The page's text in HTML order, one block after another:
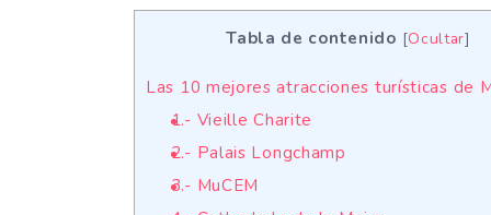
Tabla de contenido [Ocultar]
Las 10 mejores atracciones turísticas de
1.- Vieille Charite
2.- Palais Longchamp
3.- MuCEM